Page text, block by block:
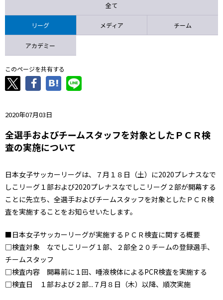
全て
リーグ メディア チーム
アカデミー
このページを共有する
2020年07月03日
全選手およびチームスタッフを対象としたＰＣＲ検
査の実施について
日本女子サッカーリーグは、７月１８日（土）に2020プレナスなで
しこリーグ１部および2020プレナスなでしこリーグ２部が開幕する
ことに先立ち、全選手およびチームスタッフを対象としたＰＣＲ検
査を実施することをお知らせいたします。
■日本女子サッカーリーグが実施するＰＣＲ検査に関する概要
□検査対象 なでしこリーグ１部、２部全２０チームの登録選手、
チームスタッフ
□検査内容 開幕前に１回、唾液検体によるPCR検査を実施する
□検査日 １部および２部...７月８日（木）以降、順次実施